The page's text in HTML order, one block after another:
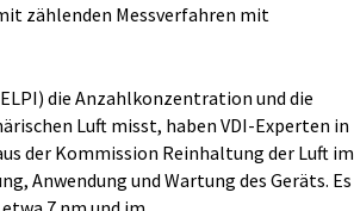
zählenden Messverfahren mit
die Anzahlkonzentration und die
Luft misst, haben VDI-Experten in
der Kommission Reinhaltung der Luft im
Anwendung und Wartung des Geräts. Es